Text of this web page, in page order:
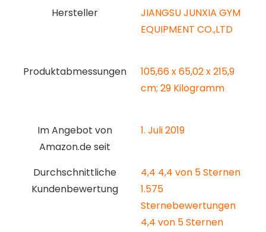
Hersteller
‎JIANGSU JUNXIA GYM
EQUIPMENT CO.,LTD
Produktabmessungen
‎105,66 x 65,02 x 215,9
cm; 29 Kilogramm
Im Angebot von
Amazon.de seit
1. Juli 2019
Durchschnittliche
Kundenbewertung
4,4 4,4 von 5 Sternen
1.575
Sternebewertungen
4,4 von 5 Sternen